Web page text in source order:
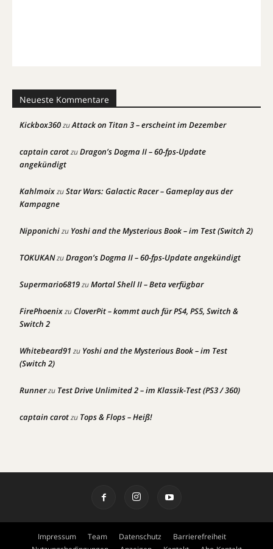
Neueste Kommentare
Kickbox360zuAttack on Titan 3 – erscheint im Dezember
captain carotzuDragon’s Dogma II – 60-fps-Update
angekündigt
KahlmoixzuStar Wars: Galactic Racer – Gameplay aus der
Kampagne
Nipponichizu Yoshi and the Mysterious Book – im Test (Switch 2)
TOKUKANzuDragon’s Dogma II – 60-fps-Update angekündigt
Supermario6819zuMortal Shell II – Beta verfügbar
FirePhoenixzuCloverPit – kommt auch für PS4, PS5, Switch &
Switch 2
Whitebeard91 zu Yoshi and the Mysterious Book – im Test
(Switch 2)
Runnerzu Test Drive Unlimited 2 – im Klassik-Test (PS3 / 360)
captain carotzu Tops & Flops – Heiß!
Impressum Team Datenschutz
Barrierefreiheit